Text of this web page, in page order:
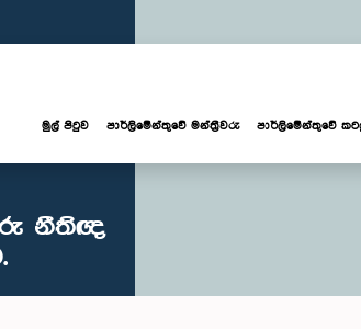
මුල් පිටුව පාර්ලි‌මේන්තුවේ මන්ත්‍රීවරු පාර්ලිමේන්තුවේ
නීතිඥ